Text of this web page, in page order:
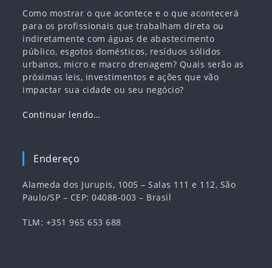
Como mostrar o que acontece e o que acontecerá
para os profissionais que trabalham direta ou
indiretamente com águas de abastecimento
público, esgotos domésticos, resíduos sólidos
urbanos, micro e macro drenagem? Quais serão as
próximas leis, investimentos e ações que vão
impactar sua cidade ou seu negócio?
Continuar lendo…
Endereço
Alameda dos Jurupis, 1005 – Salas 111 e 112, São
Paulo/SP – CEP: 04088-003 – Brasil
TLM: +351 965 653 688